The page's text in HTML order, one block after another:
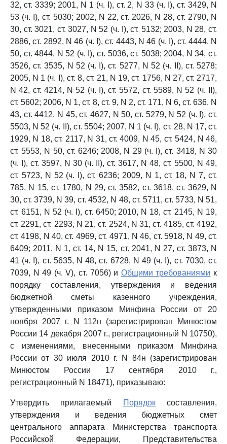
32, ст. 3339; 2001, N 1 (ч. I), ст. 2, N 33 (ч. I), ст. 3429, N
53 (ч. I), ст. 5030; 2002, N 22, ст. 2026, N 28, ст. 2790, N
30, ст. 3021, ст. 3027, N 52 (ч. I), ст. 5132; 2003, N 28, ст.
2886, ст. 2892, N 46 (ч. I), ст. 4443, N 46 (ч. I), ст. 4444, N
50, ст. 4844, N 52 (ч. I), ст. 5036, ст. 5038; 2004, N 34, ст.
3526, ст. 3535, N 52 (ч. I), ст. 5277, N 52 (ч. II), ст. 5278;
2005, N 1 (ч. I), ст. 8, ст. 21, N 19, ст. 1756, N 27, ст. 2717,
N 42, ст. 4214, N 52 (ч. I), ст. 5572, ст. 5589, N 52 (ч. II),
ст. 5602; 2006, N 1, ст. 8, ст. 9, N 2, ст. 171, N 6, ст. 636, N
43, ст. 4412, N 45, ст. 4627, N 50, ст. 5279, N 52 (ч. I), ст.
5503, N 52 (ч. II), ст. 5504; 2007, N 1 (ч. I), ст. 28, N 17, ст.
1929, N 18, ст. 2117, N 31, ст. 4009, N 45, ст. 5424, N 46,
ст. 5553, N 50, ст. 6246; 2008, N 29 (ч. I), ст. 3418, N 30
(ч. I), ст. 3597, N 30 (ч. II), ст. 3617, N 48, ст. 5500, N 49,
ст. 5723, N 52 (ч. I), ст. 6236; 2009, N 1, ст. 18, N 7, ст.
785, N 15, ст. 1780, N 29, ст. 3582, ст. 3618, ст. 3629, N
30, ст. 3739, N 39, ст. 4532, N 48, ст. 5711, ст. 5733, N 51,
ст. 6151, N 52 (ч. I), ст. 6450; 2010, N 18, ст. 2145, N 19,
ст. 2291, ст. 2293, N 21, ст. 2524, N 31, ст. 4185, ст. 4192,
ст. 4198, N 40, ст. 4969, ст. 4971, N 46, ст. 5918, N 49, ст.
6409; 2011, N 1, ст. 14, N 15, ст. 2041, N 27, ст. 3873, N
41 (ч. I), ст. 5635, N 48, ст. 6728, N 49 (ч. I), ст. 7030, ст.
7039, N 49 (ч. V), ст. 7056) и Общими требованиями к
порядку составления, утверждения и ведения
бюджетной сметы казенного учреждения,
утвержденными приказом Минфина России от 20
ноября 2007 г. N 112н (зарегистрирован Минюстом
России 14 декабря 2007 г., регистрационный N 10750),
с изменениями, внесенными приказом Минфина
России от 30 июля 2010 г. N 84н (зарегистрирован
Минюстом России 17 сентября 2010 г.,
регистрационный N 18471), приказываю:
Утвердить прилагаемый Порядоксоставления,
утверждения и ведения бюджетных смет
центрального аппарата Министерства транспорта
Российской Федерации, Представительства